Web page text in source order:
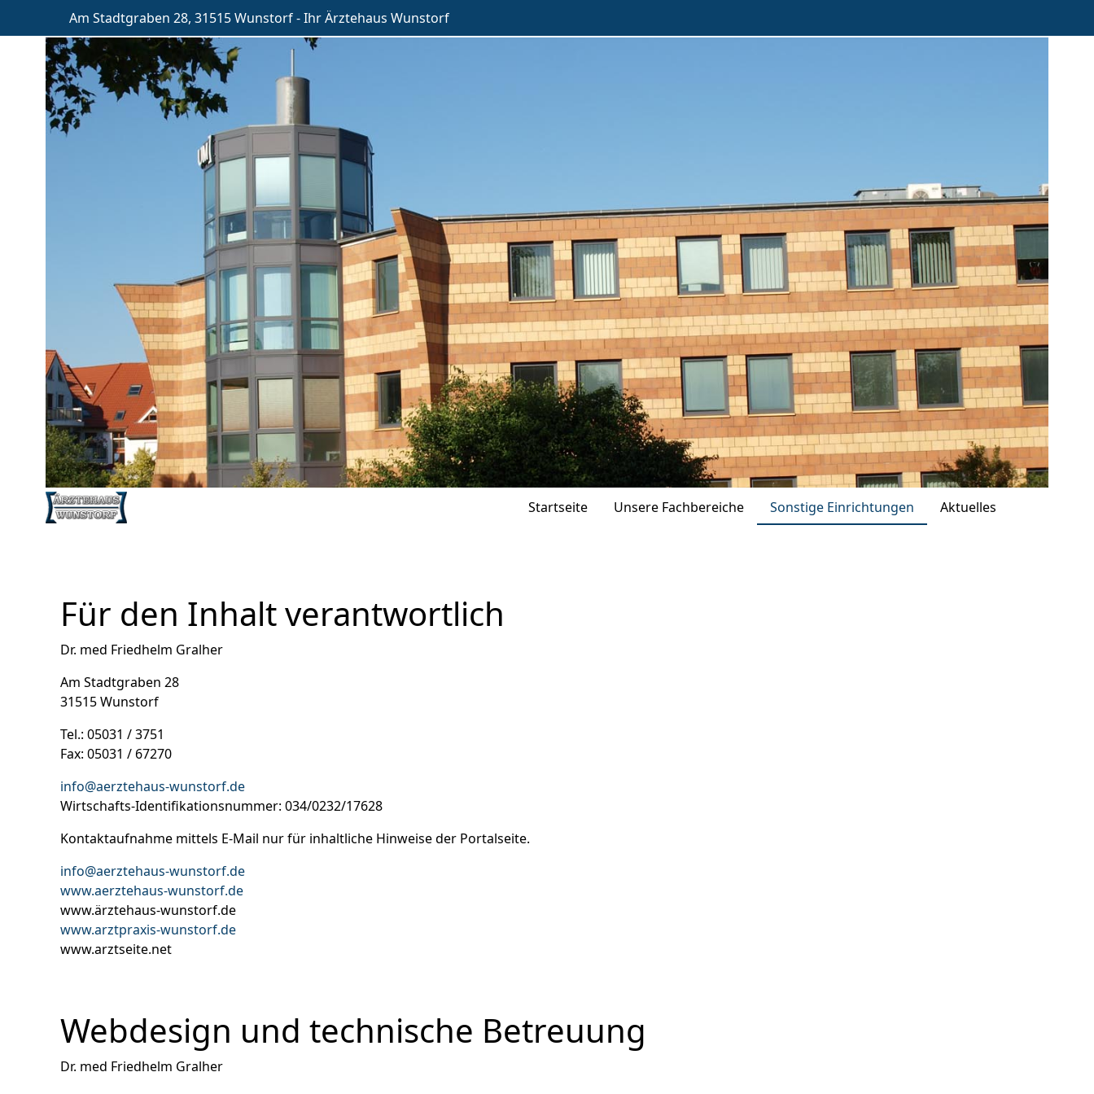
Am Stadtgraben 28, 31515 Wunstorf - Ihr Ärztehaus Wunstorf
Startseite Unsere Fachbereiche Sonstige Einrichtungen Aktuelles
Für den Inhalt verantwortlich
Dr. med Friedhelm Gralher
Am Stadtgraben 28
31515 Wunstorf
Tel.: 05031 / 3751
Fax: 05031 / 67270
info@aerztehaus-wunstorf.de
Wirtschafts-Identifikationsnummer: 034/0232/17628
Kontaktaufnahme mittels E-Mail nur für inhaltliche Hinweise der Portalseite.
info@aerztehaus-wunstorf.de
www.aerztehaus-wunstorf.de
www.ärztehaus-wunstorf.de
www.arztpraxis-wunstorf.de
www.arztseite.net
Webdesign und technische Betreuung
Dr. med Friedhelm Gralher